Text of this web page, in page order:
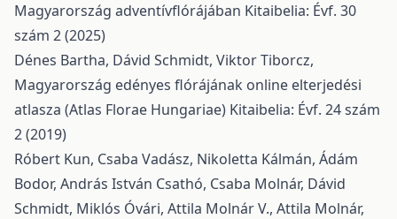
Magyarország adventívflórájában Kitaibelia: Évf. 30
szám 2 (2025)
Dénes Bartha, Dávid Schmidt, Viktor Tiborcz,
Magyarország edényes flórájának online elterjedési
atlasza (Atlas Florae Hungariae) Kitaibelia: Évf. 24 szám
2 (2019)
Róbert Kun, Csaba Vadász, Nikoletta Kálmán, Ádám
Bodor, András István Csathó, Csaba Molnár, Dávid
Schmidt, Miklós Óvári, Attila Molnár V., Attila Molnár,